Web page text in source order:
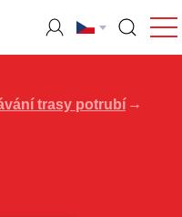
trasy potrubí